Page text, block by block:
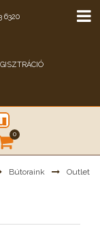
6320
0
Bútoraink Outlet